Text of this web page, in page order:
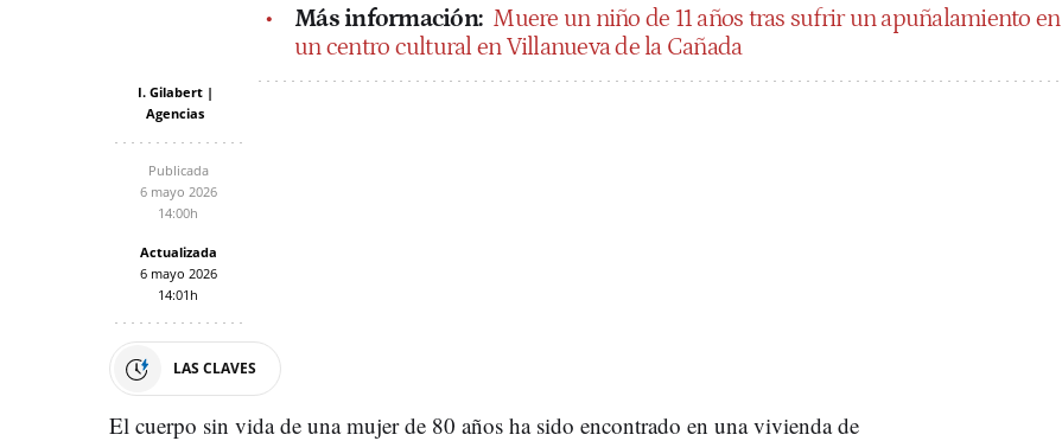
Más información: Muere un niño de 11 años tras sufrir un apuñalamiento en
un centro cultural en Villanueva de la Cañada
I. Gilabert |
Agencias
Publicada
6 mayo 2026
14:00h
Actualizada
6 mayo 2026
14:01h
LAS CLAVES
El cuerpo sin vida de una mujer de 80 años ha sido encontrado en una vivienda de